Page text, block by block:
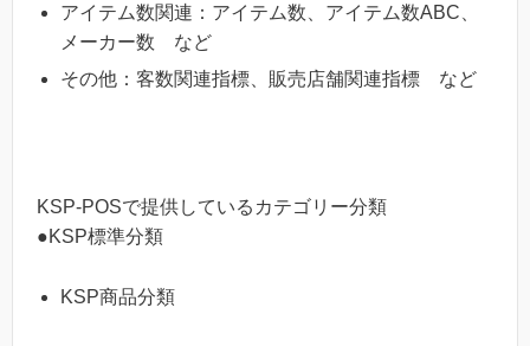
アイテム数関連：アイテム数、アイテム数ABC、
メーカー数 など
その他：客数関連指標、販売店舗関連指標 など
KSP-POSで提供しているカテゴリー分類
●KSP標準分類
KSP商品分類